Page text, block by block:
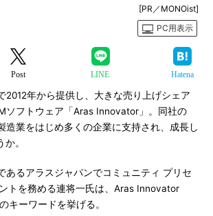
[PR／MONOist]
PC用表示
Post LINE Hatena
年から提供し、大きな売り上げシェア
ソフトウェア「Aras Innovator」。同社の
造業をはじめ多くの企業に支持され、成長し
。
るアラスジャパンでコミュニティ プリセ
トを務める連将一氏は、Aras Innovator
キーワードを挙げる。